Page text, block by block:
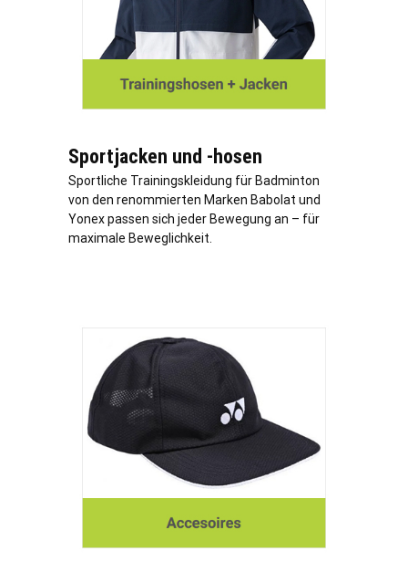
Sportjacken und -hosen
Sportliche Trainingskleidung für Badminton
von den renommierten Marken Babolat und
Yonex passen sich jeder Bewegung an – für
maximale Beweglichkeit.